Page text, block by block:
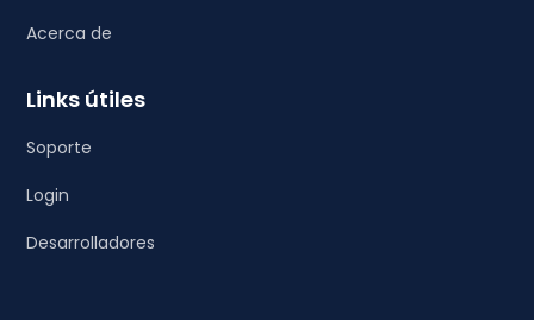
Acerca de
Links útiles
Soporte
Login
Desarrolladores